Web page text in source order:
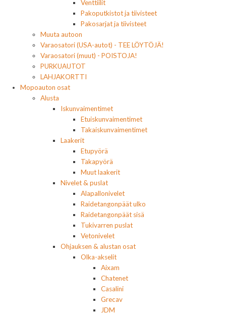
Venttiilit
Pakoputkistot ja tiivisteet
Pakosarjat ja tiivisteet
Muuta autoon
Varaosatori (USA-autot) - TEE LÖYTÖJÄ!
Varaosatori (muut) - POISTOJA!
PURKUAUTOT
LAHJAKORTTI
Mopoauton osat
Alusta
Iskunvaimentimet
Etuiskunvaimentimet
Takaiskunvaimentimet
Laakerit
Etupyörä
Takapyörä
Muut laakerit
Nivelet & puslat
Alapallonivelet
Raidetangonpäät ulko
Raidetangonpäät sisä
Tukivarren puslat
Vetonivelet
Ohjauksen & alustan osat
Olka-akselit
Aixam
Chatenet
Casalini
Grecav
JDM